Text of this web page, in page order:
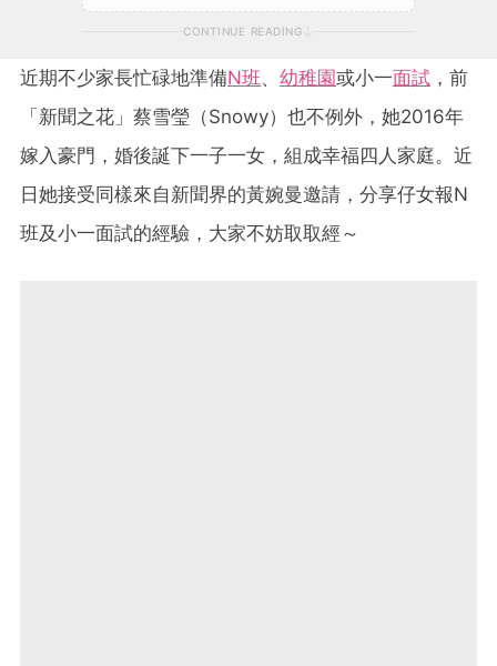
CONTINUE READING
近期不少家長忙碌地準備N班、 幼稚園或小一面試 ，前
「新聞之花」蔡雪瑩（Snowy）也不例外，她2016年
嫁入豪門，婚後誕下一子一女，組成幸福四人家庭。近
日她接受同樣來自新聞界的黃婉曼邀請，分享仔女報N
班及小一面試的經驗，大家不妨取取經～